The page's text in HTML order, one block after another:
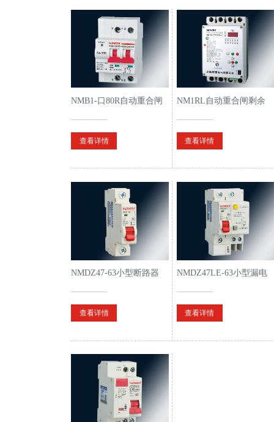
NMB1-口80R自动重合闸
小型断路器
查看详情
NM1RL自动重合闸剩余
电流动作断路器
查看详情
NMDZ47-63小型断路器
查看详情
NMDZ47LE-63小型漏电
断路器
查看详情